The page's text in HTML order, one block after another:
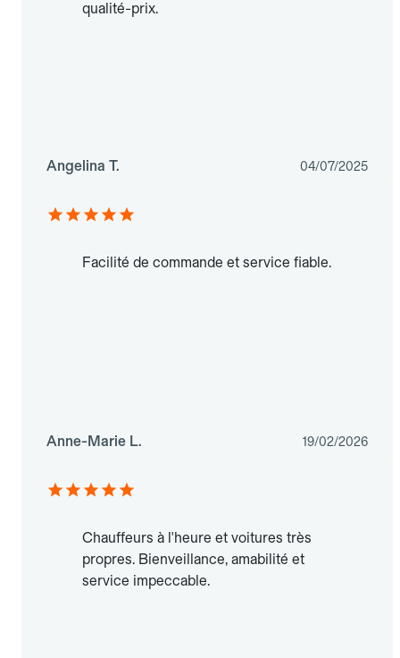
qualité-prix.
Angelina T. 04/07/2025
Facilité de commande et service fiable.
Anne-Marie L. 19/02/2026
Chauffeurs à l'heure et voitures très
propres. Bienveillance, amabilité et
service impeccable.